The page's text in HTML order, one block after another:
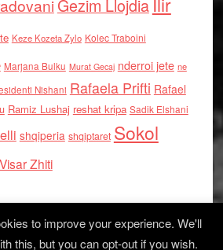
Gezim Llojdia
Keze Kozeta Zylo Kolec Traboini
Marjana Bulku Murat Gecaj nderroi jete ne
Nishani Rafaela Prifti Rafael
Ramiz Lushaj reshat kripa Sadik Elshani
shqiperia shqiptaret Sokol
Visar Zhiti
to improve your experience. We'll
this, but you can opt-out if you wish.